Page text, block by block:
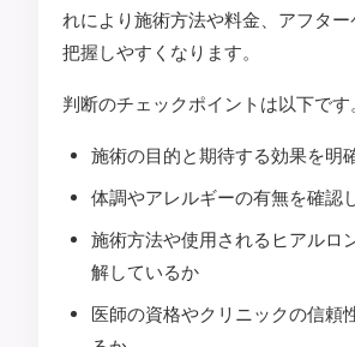
れにより施術方法や料金、アフタ
把握しやすくなります。
判断のチェックポイントは以下です
施術の目的と期待する効果を明
体調やアレルギーの有無を確認
施術方法や使用されるヒアルロ
解しているか
医師の資格やクリニックの信頼